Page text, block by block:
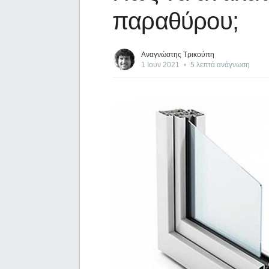
παραθύρου;
Αναγνώστης Τρικούπη
1 Ιουν 2021 • 5 λεπτά ανάγνωση